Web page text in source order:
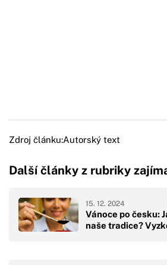
Zdroj článku:Autorský text
Další články z rubriky
Vánoce po česku:
naše tradice?
15. 12. 2024